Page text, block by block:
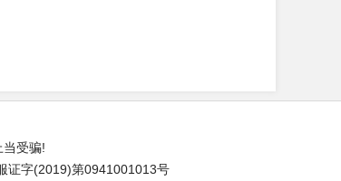
受骗!
证字(2019)第0941001013号